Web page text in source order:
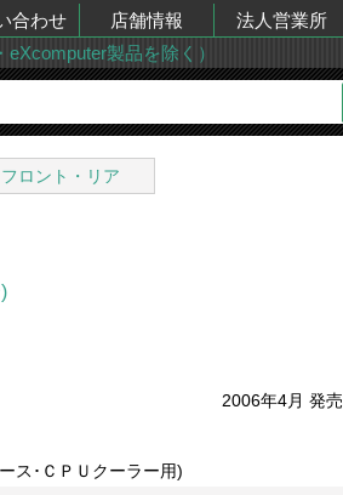
合わせ 店舗情報 法人営業所
製品を除く）
フロント・リア
2006年4月 発売
･ＣＰＵクーラー用)